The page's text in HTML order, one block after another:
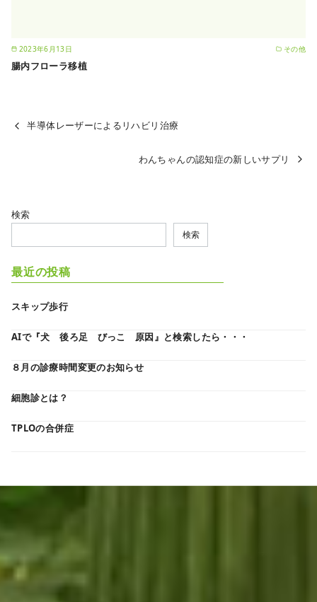
2023年6月13日 その他
腸内フローラ移植
半導体レーザーによるリハビリ治療
わんちゃんの認知症の新しいサプリ
検索
検索
最近の投稿
スキップ歩行
AIで『犬 後ろ足 びっこ 原因』と検索したら・・・
８月の診療時間変更のお知らせ
細胞診とは？
TPLOの合併症